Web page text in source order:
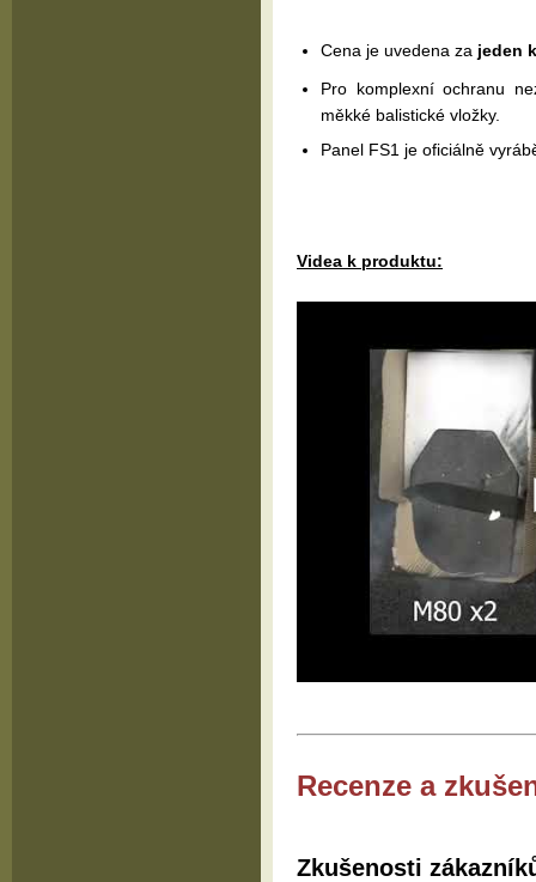
Cena je uvedena za jeden
Pro komplexní ochranu
měkké balistické vložky.
Panel FS1 je oficiálně
Videa k produktu:
Recenze a
Zkušenosti